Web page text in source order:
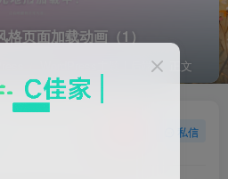
页面加载动画（1）
WordPress主题 | 后端 正文
私信